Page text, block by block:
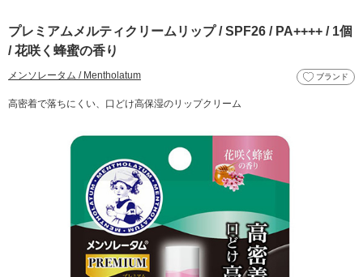
プレミアムメルティクリームリップ / SPF26 / PA++++ / 1個
/ 花咲く蜂蜜の香り
メンソレータム / Mentholatum ブランド
高密着で落ちにくい、口どけ高保湿のリップクリーム